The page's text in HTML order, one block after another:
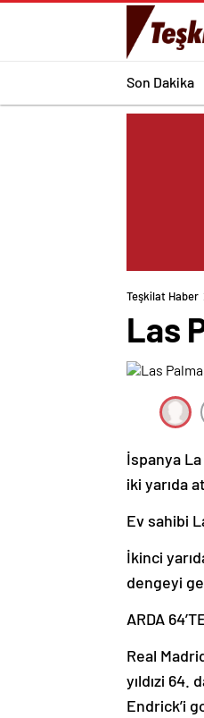
Son Dakika
Teşkilat Haber
Las
İspanya
iki yarıda
Ev sahibi
İkinci
dengeyi
ARDA
Real
yıldızi 64.
Endrick’i